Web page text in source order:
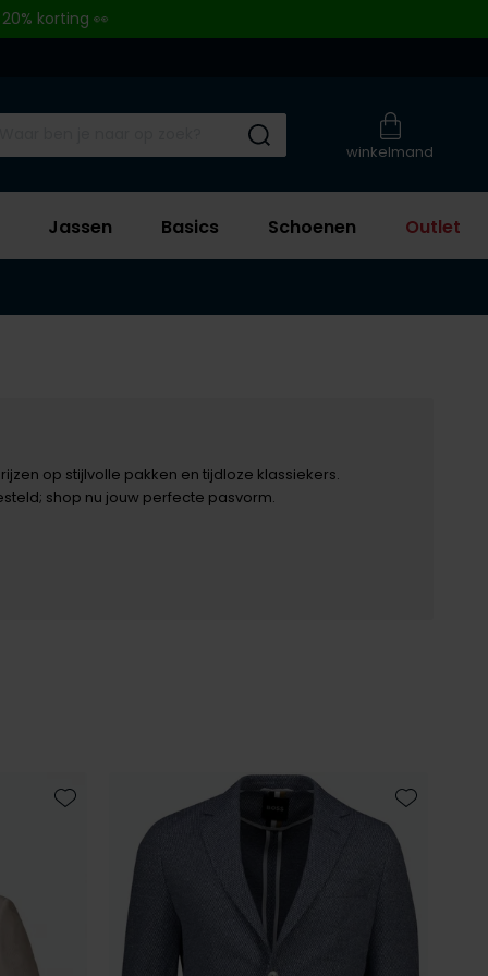
korting 👀
winkelmand
Submit search
Jassen Basics Schoenen Outlet
op stijlvolle pakken en tijdloze klassiekers.
shop nu jouw perfecte pasvorm.
Toevoegen aan favorieten